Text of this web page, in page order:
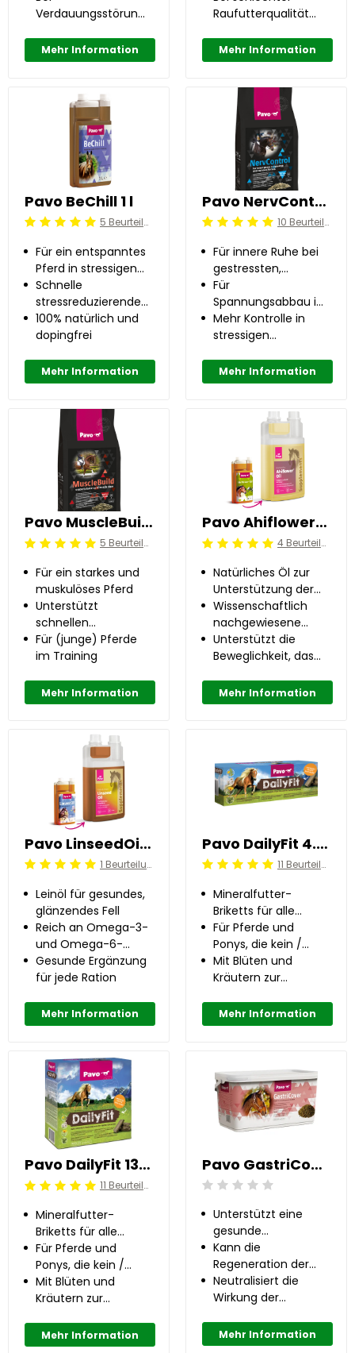
im Darm
Verdauungsstörungen,
Futterumstellung
Mehr Information
Eiweißmangel
Raufutterqualität
Eiweißbedarf
Mehr Information
Pavo BeChill 1 l
Beoordeling: 5/5 5 Beurteilung
Für ein entspanntes
Pferd in stressigen
Situationen
Schnelle
stressreduzierende
Wirkung
100% natürlich und
dopingfrei
Mehr Information
Pavo NervControl 3 kg
Beoordeling: 5/5 10 Beurteilung
Für innere Ruhe bei
gestressten,
nervösen Pferden
Für
Spannungsabbau im
Körper
Mehr Kontrolle in
stressigen
Mehr Information
Pavo MuscleBuild 3 kg
Beoordeling: 5/5 5 Beurteilung
Für ein starkes und
muskulöses Pferd
Unterstützt
schnellen
Muskelaufbau
Für (junge) Pferde
im Training
Mehr Information
Pavo Ahiflower®Oil 1 l
Beoordeling: 5/5 4 Beurteilung
Natürliches Öl zur
Unterstützung der
Regeneration
Wissenschaftlich
nachgewiesene
Wirkung
Unterstützt die
Beweglichkeit, das
die Haut und das Fell
Mehr Information
Pavo LinseedOil 1 l
Beoordeling: 5/5 1 Beurteilung
Leinöl für gesundes,
glänzendes Fell
Reich an Omega-3-
und Omega-6-
Fettsäuren
Gesunde Ergänzung
für jede Ration
Mehr Information
Pavo DailyFit 4.5 kg
Beoordeling: 5/5 11 Beurteilung
Mineralfutter-
Briketts für alle
Pferde und Ponys
Für Pferde und
Ponys, die kein /
wenig Kraftfutter
erhalten
Mit Blüten und
Kräutern zur
Abwehrkräfte
Mehr Information
Pavo DailyFit 13 kg
Beoordeling: 5/5 11 Beurteilung
Mineralfutter-
Briketts für alle
Pferde und Ponys
Für Pferde und
Ponys, die kein /
wenig Kraftfutter
erhalten
Mit Blüten und
Kräutern zur
Abwehrkräfte
Mehr Information
Pavo GastriCover 5 kg
Beoordeling: 0/5
Unterstützt eine
gesunde
Magenfunktion
Kann die
Regeneration der
Magenschleimhaut
unterstützen
Neutralisiert die
Wirkung der
Mehr Information